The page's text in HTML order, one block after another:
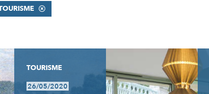
TOURISME
26/05/2020